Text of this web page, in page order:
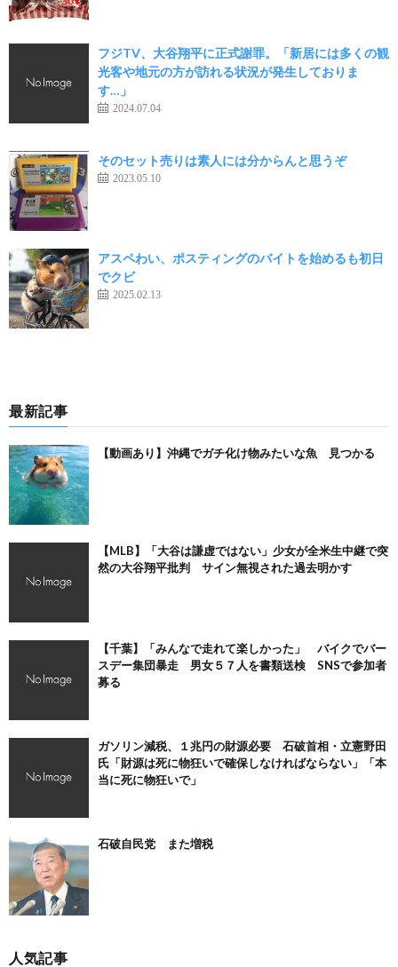
フジTV、大谷翔平に正式謝罪。「新居には多くの観
光客や地元の方が訪れる状況が発生しておりま
す…」
2024.07.04
そのセット売りは素人には分からんと思うぞ
2023.05.10
アスペわい、ポスティングのバイトを始めるも初日
でクビ
2025.02.13
最新記事
【動画あり】沖縄でガチ化け物みたいな魚 見つかる
【MLB】「大谷は謙虚ではない」少女が全米生中継で突
然の大谷翔平批判 サイン無視された過去明かす
【千葉】「みんなで走れて楽しかった」 バイクでバー
スデー集団暴走 男女５７人を書類送検 SNSで参加者
募る
ガソリン減税、１兆円の財源必要 石破首相・立憲野田
氏「財源は死に物狂いで確保しなければならない」「本
当に死に物狂いで」
石破自民党 また増税
人気記事